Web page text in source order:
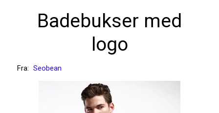
Badebukser med
logo
Fra: Seobean